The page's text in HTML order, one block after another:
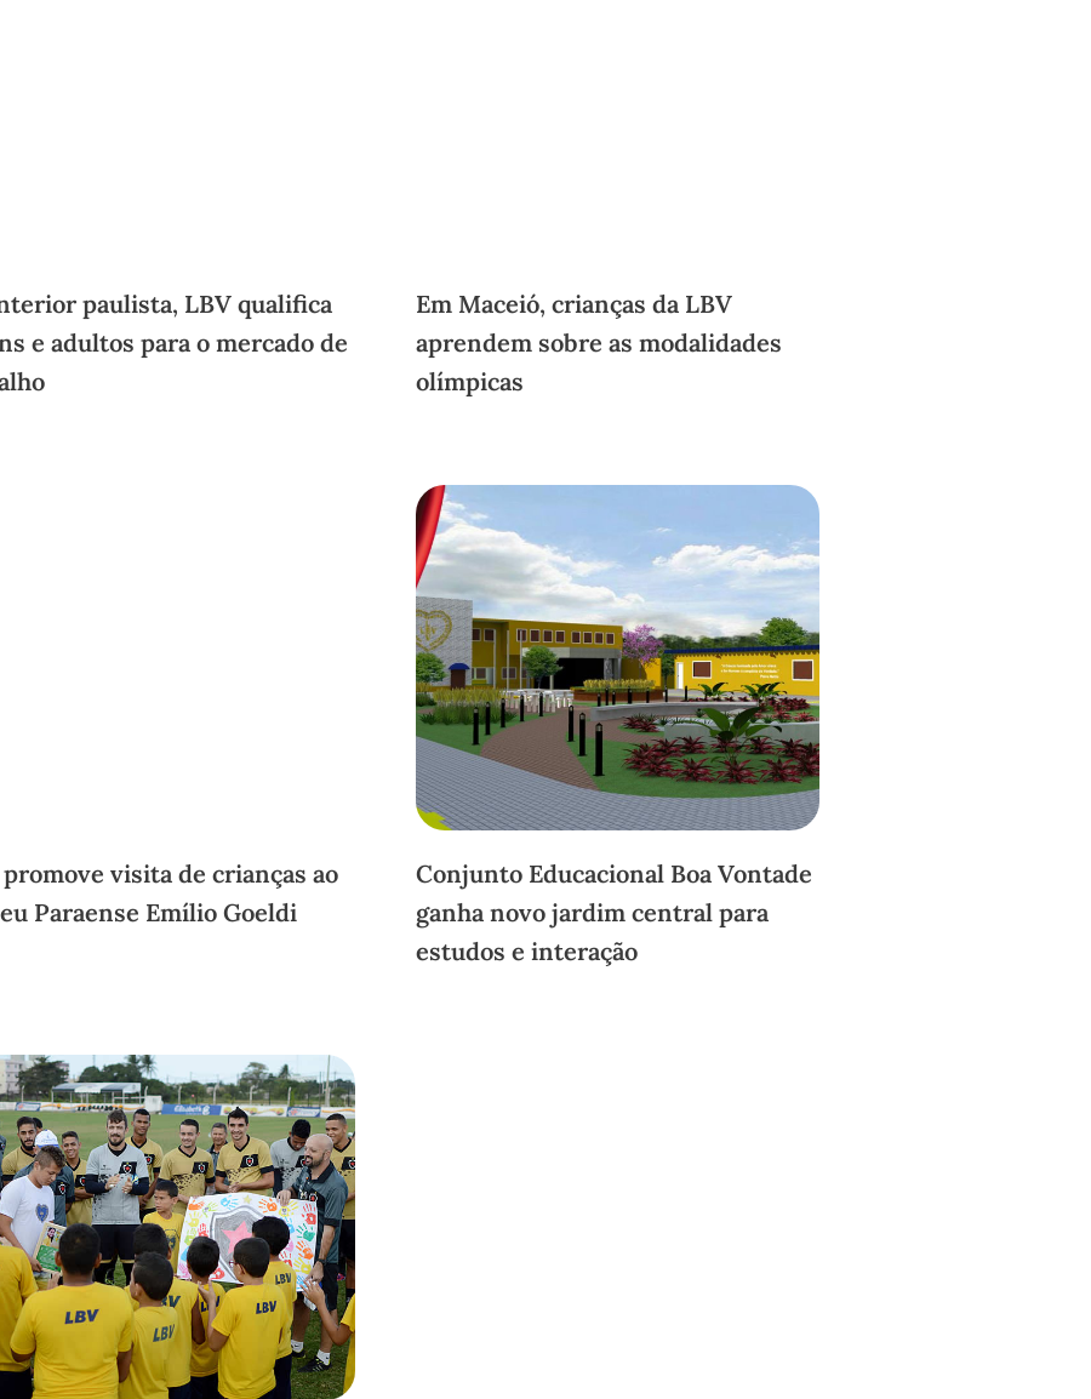
paulista, LBV qualifica
e adultos para o mercado de
Em Maceió, crianças da LBV
aprendem sobre as modalidades
olímpicas
visita de crianças ao
Paraense Emílio Goeldi
Conjunto Educacional Boa Vontade
ganha novo jardim central para
estudos e interação